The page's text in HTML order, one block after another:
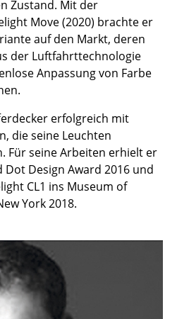
Zustand. Mit der
Move (2020) brachte er
auf den Markt, deren
der Luftfahrttechnologie
Anpassung von Farbe
erfolgreich mit
die seine Leuchten
Für seine Arbeiten erhielt er
Design Award 2016 und
CL1 ins Museum of
York 2018.